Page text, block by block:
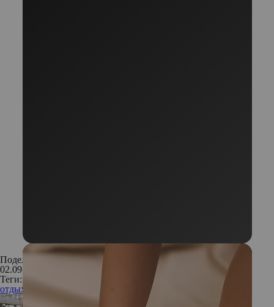
Поделиться:
02.09.2016
Теги:
отдых
туризм медицинский туризм курорты Италия